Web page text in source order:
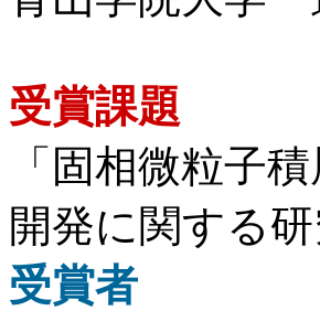
受賞課題
「固相微粒子
開発に関する研
受賞者